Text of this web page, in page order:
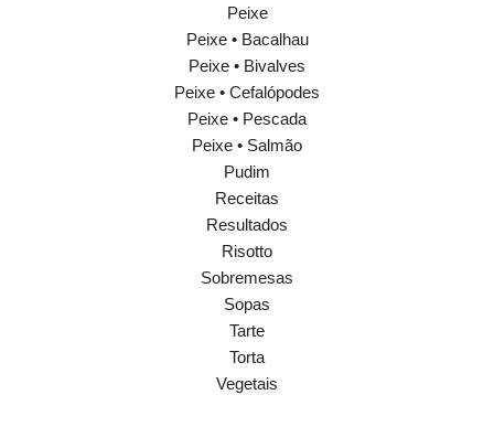
Peixe
Peixe • Bacalhau
Peixe • Bivalves
Peixe • Cefalópodes
Peixe • Pescada
Peixe • Salmão
Pudim
Receitas
Resultados
Risotto
Sobremesas
Sopas
Tarte
Torta
Vegetais